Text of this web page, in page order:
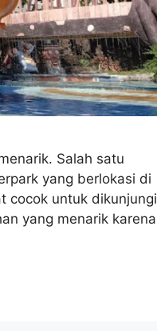
Salah satu
yang berlokasi di
cocok untuk dikunjungi
yang menarik karena